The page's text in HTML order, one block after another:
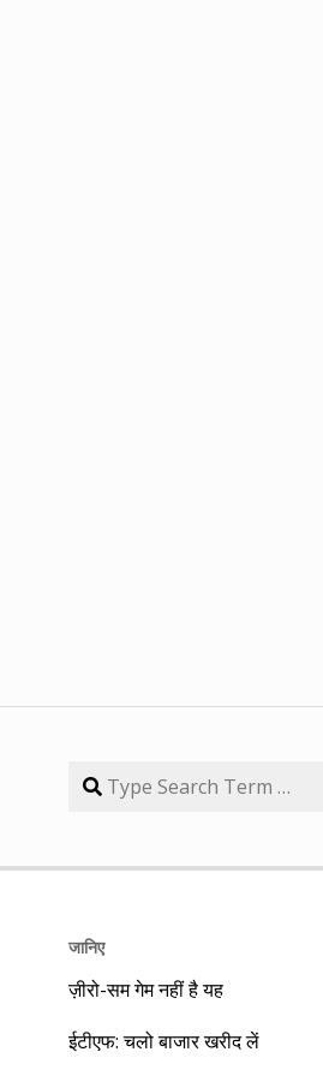
जानिए
ज़ीरो-सम गेम नहीं है यह
ईटीएफ: चलो बाजार खरीद लें